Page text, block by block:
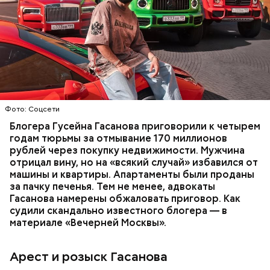
Фото: Соцсети
Блогера Гусейна Гасанова приговорили к четырем
годам тюрьмы за отмывание 170 миллионов
рублей через покупку недвижимости. Мужчина
отрицал вину, но на «всякий случай» избавился от
машины и квартиры. Апартаменты были проданы
за пачку печенья. Тем не менее, адвокаты
Гасанова намерены обжаловать приговор. Как
судили скандально известного блогера — в
материале «Вечерней Москвы».
Арест и розыск Гасанова
В мае 2025 года МВД РФ объявило в
международный розыскблогера Гусейна Гасанова.
В его отношении возбудили уголовное дело о
неуплате налогов и легализации преступных
доходов в особо крупном размере. В тот же день
мужчину заочно арестовали.
НАЛОГИ ПОИСК ЛЮДЕЙ ДЕНЬГИ
МВД
ГАСАН ГУСЕЙНОВ
Молодого человека задержали. На первом же
допросе он признался, что планировал отравить
только отчима. Тогда следователи посчитали, что
мотивом преступления была квартира родителей,
которая в случае их смерти перешла бы сыну. Но
спустя несколько дней Миссюра заявил, что ранее
уже травил других людей.